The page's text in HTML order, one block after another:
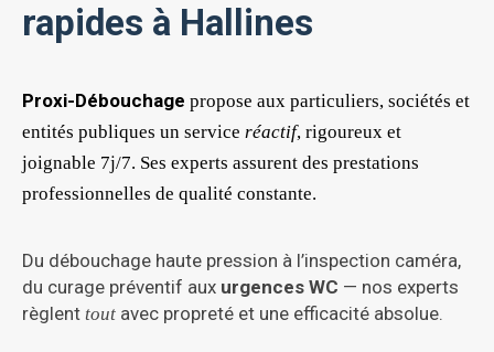
rapides à Hallines
Proxi-Débouchage propose aux particuliers, sociétés et
entités publiques un service réactif, rigoureux et
joignable 7j/7. Ses experts assurent des prestations
professionnelles de qualité constante.
Du débouchage haute pression à l’inspection caméra,
du curage préventif aux urgences WC — nos experts
règlent tout avec propreté et une efficacité absolue.